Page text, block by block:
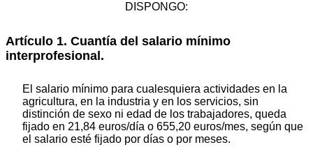
DISPONGO:
Artículo 1. Cuantía del salario mínimo
interprofesional.
El salario mínimo para cualesquiera actividades en la
agricultura, en la industria y en los servicios, sin
distinción de sexo ni edad de los trabajadores, queda
fijado en 21,84 euros/día o 655,20 euros/mes, según que
el salario esté fijado por días o por meses.